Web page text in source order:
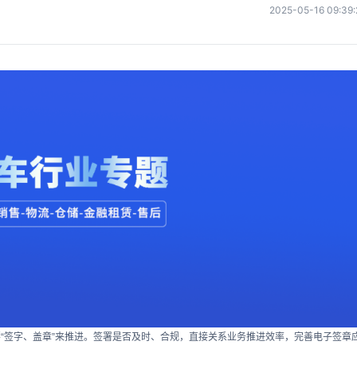
2025-05-16
字、盖章”来推进。签署是否及时、合规，直接关系业务推进效率，完善电子签章